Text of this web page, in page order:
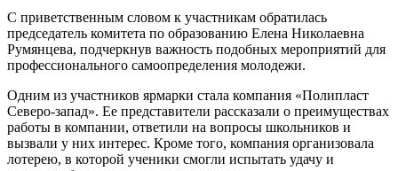
С приветственным словом к участникам обратилась
председатель комитета по образованию Елена Николаевна
Румянцева, подчеркнув важность подобных мероприятий для
профессионального самоопределения молодежи.
Одним из участников ярмарки стала компания «Полипласт
Северо-запад». Ее представители рассказали о преимуществах
работы в компании, ответили на вопросы школьников и
вызвали у них интерес. Кроме того, компания организовала
лотерею, в которой ученики смогли испытать удачу и